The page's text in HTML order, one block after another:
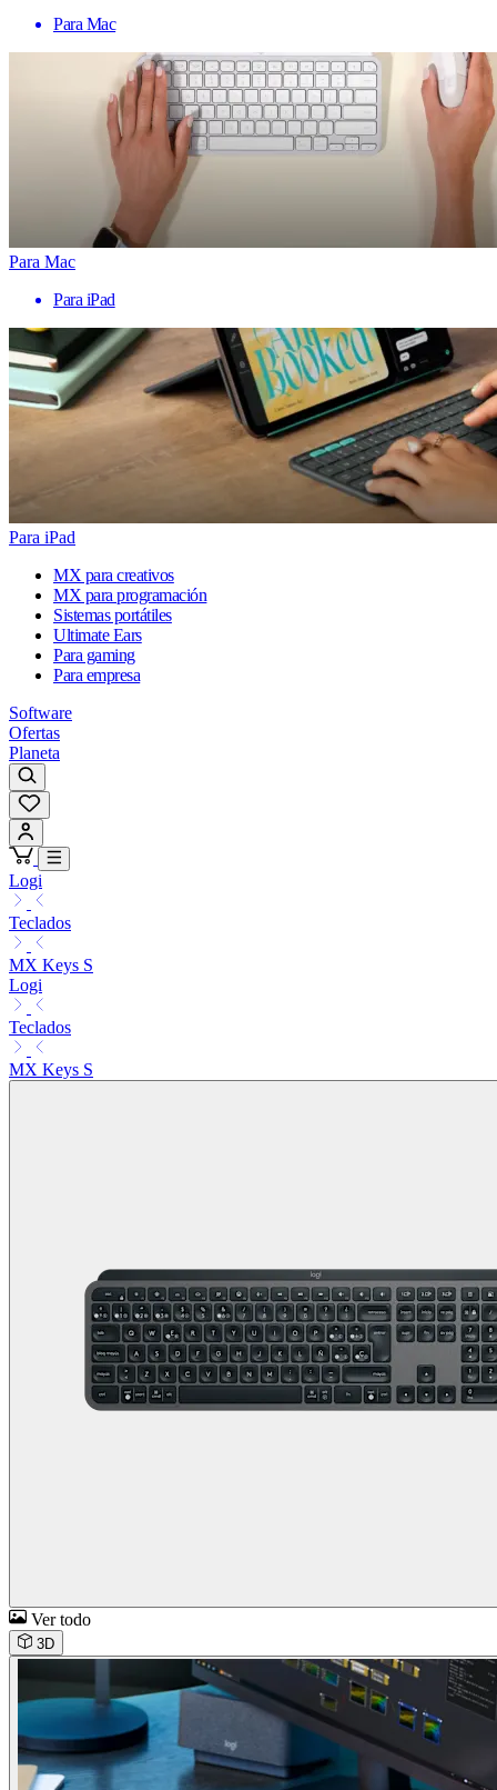
Para Mac
Para Mac
Para iPad
Para iPad
MX para creativos
MX para programación
Sistemas portátiles
Ultimate Ears
Para gaming
Para empresa
Software
Ofertas
Planeta
Logi
Teclados
MX Keys S
Logi
Teclados
MX Keys S
Ver todo
3D